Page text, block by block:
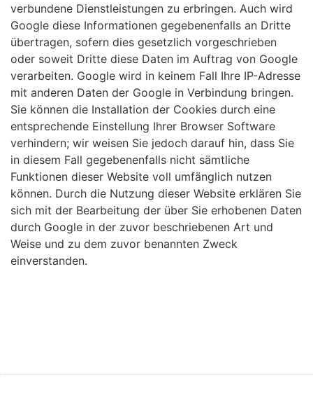
verbundene Dienstleistungen zu erbringen. Auch wird
Google diese Informationen gegebenenfalls an Dritte
übertragen, sofern dies gesetzlich vorgeschrieben
oder soweit Dritte diese Daten im Auftrag von Google
verarbeiten. Google wird in keinem Fall Ihre IP-Adresse
mit anderen Daten der Google in Verbindung bringen.
Sie können die Installation der Cookies durch eine
entsprechende Einstellung Ihrer Browser Software
verhindern; wir weisen Sie jedoch darauf hin, dass Sie
in diesem Fall gegebenenfalls nicht sämtliche
Funktionen dieser Website voll umfänglich nutzen
können. Durch die Nutzung dieser Website erklären Sie
sich mit der Bearbeitung der über Sie erhobenen Daten
durch Google in der zuvor beschriebenen Art und
Weise und zu dem zuvor benannten Zweck
einverstanden.